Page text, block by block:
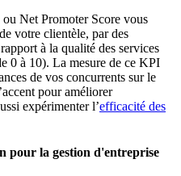
Net Promoter Score vous
votre clientèle, par des
à la qualité des services
0 à 10). La mesure de ce KPI
de vos concurrents sur le
pour améliorer
expérimenter l’efficacité des
pour la gestion d'entreprise